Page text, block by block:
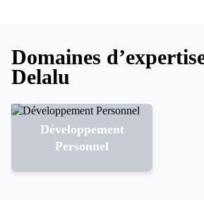
Domaines
Delalu
Développement
Personnel